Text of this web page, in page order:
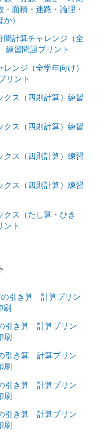
面積・迷路・論理・
）
間計算チャレンジ（全
練習問題プリント
レンジ（全学年向け）
リント
ス（四則計算）練習
ス（四則計算）練習
ス（四則計算）練習
ス（四則計算）練習
ス（たし算・ひき
ント
の引き算 計算プリン
刷
引き算 計算プリン
刷
引き算 計算プリン
刷
引き算 計算プリン
刷
引き算 計算プリン
刷